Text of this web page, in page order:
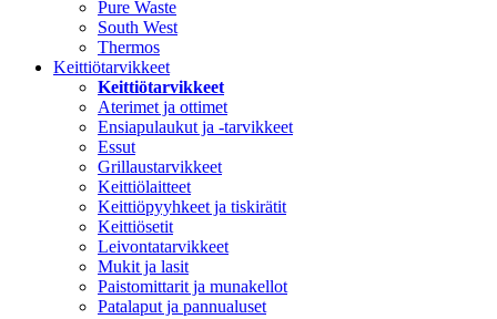
Pure Waste
South West
Thermos
Keittiötarvikkeet
Keittiötarvikkeet
Aterimet ja ottimet
Ensiapulaukut ja -tarvikkeet
Essut
Grillaustarvikkeet
Keittiölaitteet
Keittiöpyyhkeet ja tiskirätit
Keittiösetit
Leivontatarvikkeet
Mukit ja lasit
Paistomittarit ja munakellot
Patalaput ja pannualuset